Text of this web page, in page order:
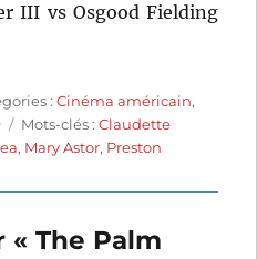
III vs Osgood Fielding
:Cinéma américain,
Étiquettes
Mots-clés :Claudette
, Mary Astor, Preston
« The Palm